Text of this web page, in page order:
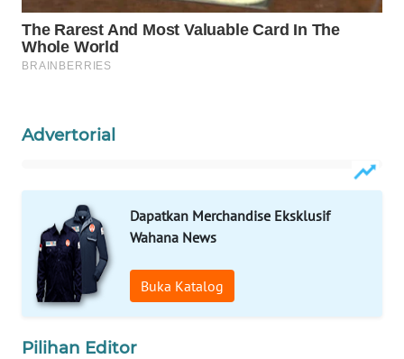
Advertorial
Dapatkan Merchandise Eksklusif
Wahana News
Buka Katalog
Pilihan Editor
WAHANA
LISTRIK
TV
WAHANANEWS
ID
WAHANANEWS
CO ID